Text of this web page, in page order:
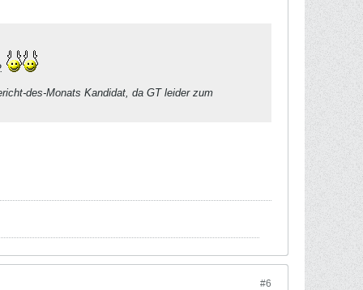
des-Monats Kandidat, da GT leider zum
#6